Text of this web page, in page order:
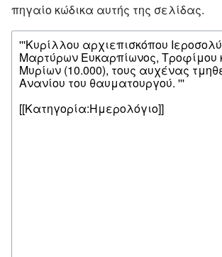
πηγαίο κώδικα αυτής της σελίδας.